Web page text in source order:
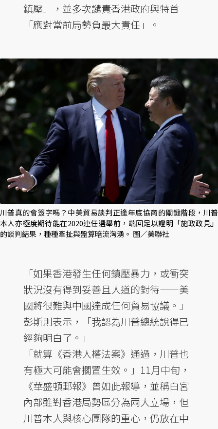
鎮壓」，並多次譴責香港政府與特首
「應對當前局勢負最大責任」。
川普真的會簽字嗎？中美貿易談判正逢年底協商的關鍵階段，川普
本人亦極度期待能在2020連任選舉前，端回足以證明「施政政見」
的談判結果，種種牽扯與盤算暗流洶湧。 圖／美聯社
「如果香港發生任何鎮壓暴力，或衝突
狀況沒有得到妥善且人道的對待——美
國將很難與中國達成任何貿易協議。」
彭斯則表示，「我認為川普總統說得已
經夠明白了。」
「就算《香港人權法案》通過，川普也
有極大可能會擱置生效。」11月中旬，
《華盛頓郵報》曾如此報導，並稱白宮
內部雖對香港局勢區分為兩大立場，但
川普本人與核心團隊的重心，仍放在中